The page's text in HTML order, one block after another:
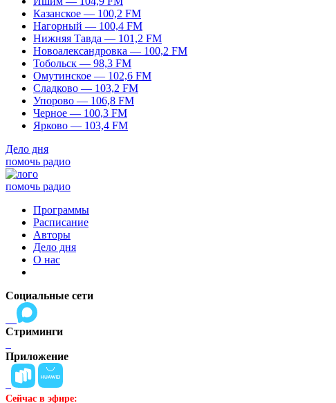
Казанское — 100,2 FM
Нагорный — 100,4 FM
Нижняя Тавда — 101,2 FM
Новоалександровка — 100,2 FM
Тобольск — 98,3 FM
Омутинское — 102,6 FM
Сладково — 103,2 FM
Упорово — 106,8 FM
Черное — 100,3 FM
Ярково — 103,4 FM
Дело дня
помочь радио
помочь радио
Программы
Расписание
Авторы
Дело дня
О нас
Социальные сети
Стриминги
Приложение
Сейчас в эфире: